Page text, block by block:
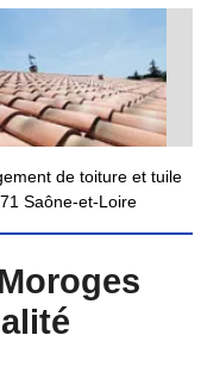
de toiture et tuile
71 Saône-et-Loire